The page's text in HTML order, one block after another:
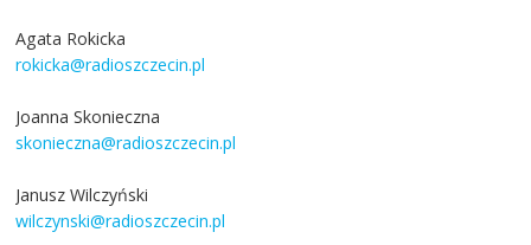
Agata Rokicka
rokicka@radioszczecin.pl
Joanna Skonieczna
skonieczna@radioszczecin.pl
Janusz Wilczyński
wilczynski@radioszczecin.pl